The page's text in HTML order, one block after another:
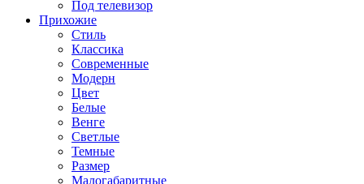
Под телевизор
Прихожие
Стиль
Классика
Современные
Модерн
Цвет
Белые
Венге
Светлые
Темные
Размер
Малогабаритные